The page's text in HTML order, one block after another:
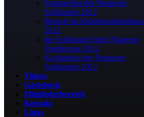
Sommerfest der Neppeser
Schlümpfe 2012
Besuch im Kinderkrankenhaus
2012
die Schlümpfe beim Nippeser
Veedleszug 2012
Kostümfest der Neppeser
Schlümpfe 2012
Videos
Gästebuch
Mitgliederbereich
Kontakt
Links